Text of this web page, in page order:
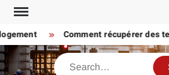
Skip
content
Comment récupérer des
Search